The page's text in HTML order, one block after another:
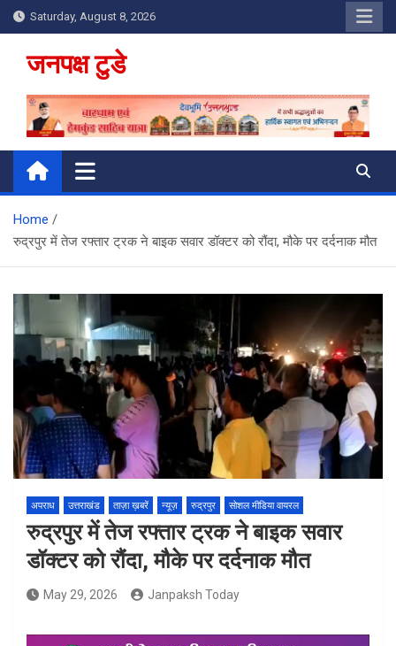
Skip
to
content
Saturday, August 8, 2026
जनपक्ष टुडे
Home
रुद्रपुर में तेज रफ्तार ट्रक ने बाइक सवार डॉक्टर को रौंदा, मौके पर दर्दनाक मौत
अपराध उत्तराखंड ताज़ा ख़बरें न्यूज़ रुद्रपुर सोशल मीडिया वायरल
रुद्रपुर में तेज रफ्तार ट्रक ने बाइक सवार
डॉक्टर को रौंदा, मौके पर दर्दनाक मौत
May 29, 2026 Janpaksh Today